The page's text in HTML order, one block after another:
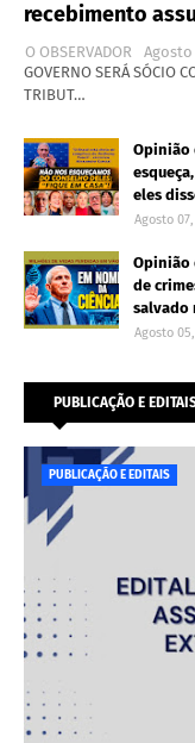
recebimento
O OBSERVADOR
Agosto
GOVERNO SERÁ SÓCIO
TRIBUT…
Opinião
eles
Agosto
Opinião
de
salvado
Agosto
PUBLICAÇÃO E
PUBLICAÇÃO E EDITAIS